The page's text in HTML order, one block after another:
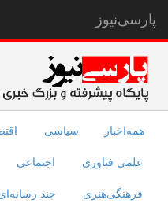
پارسی‌نیوز
همه‌اخبار سیاسی
علمی فناوری اجتماعی
فرهنگی‌هنری چند